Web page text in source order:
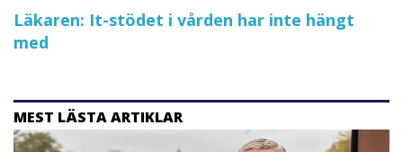
Läkaren: It-stödet i vården har inte hängt
med
MEST LÄSTA ARTIKLAR